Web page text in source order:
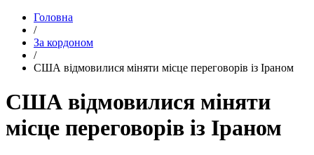
Головна
/
За кордоном
/
​США відмовилися міняти місце переговорів із Іраном
​США відмовилися міняти
місце переговорів із Іраном